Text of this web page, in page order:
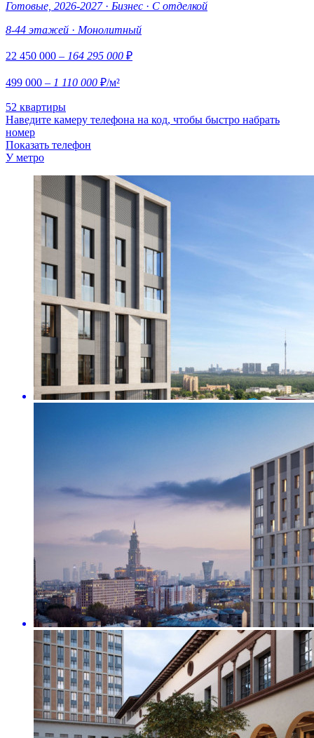
Готовые, 2026-2027 · Бизнес · С отделкой
8-44 этажей · Монолитный
22 450 000 – 164 295 000 ₽
499 000 – 1 110 000 ₽/м²
52 квартиры
Наведите камеру телефона на код, чтобы быстро набрать
номер
Показать телефон
У метро